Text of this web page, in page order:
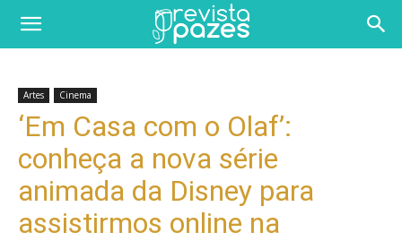
Artes Cinema
‘Em Casa com o Olaf’:
conheça a nova série
animada da Disney para
assistirmos online na